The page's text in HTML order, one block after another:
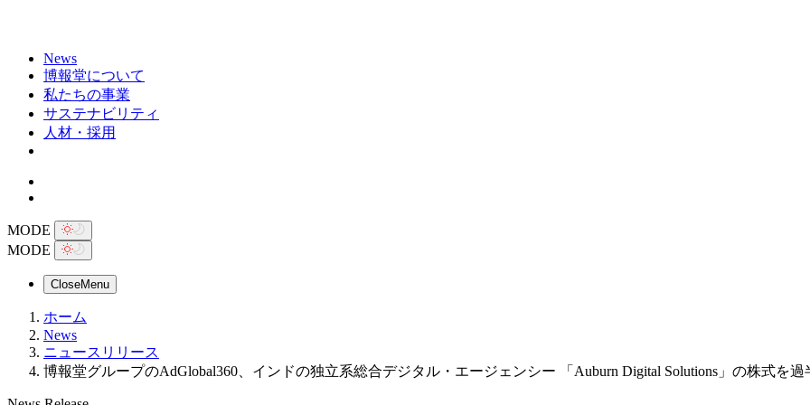
News
博報堂について
私たちの事業
サステナビリティ
人材・採用
MODE
MODE
CloseMenu
ホーム
News
ニュースリリース
博報堂グループのAdGlobal360、インドの独立系総合デジタル・エージェンシー 「Auburn Digital Solutions」の株式を過